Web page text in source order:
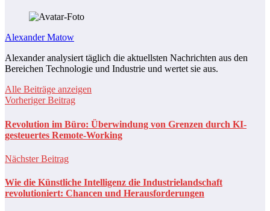
Alexander Matow
Alexander analysiert täglich die aktuellsten Nachrichten aus den
Bereichen Technologie und Industrie und wertet sie aus.
Alle Beiträge anzeigen
Vorheriger Beitrag
Revolution im Büro: Überwindung von Grenzen durch KI-
gesteuertes Remote-Working
Nächster Beitrag
Wie die Künstliche Intelligenz die Industrielandschaft
revolutioniert: Chancen und Herausforderungen